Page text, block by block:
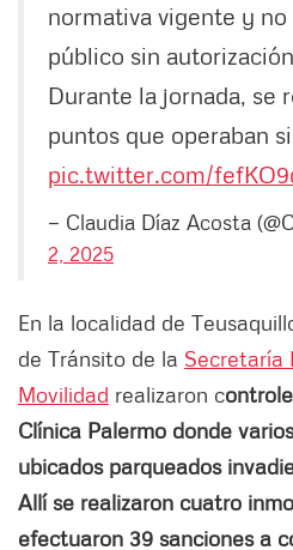
normativa vigente y
público sin
Durante la jornada, se
puntos que operaban
pic.twitter.com/
— Claudia Díaz Acosta
2, 2025
En la localidad de
de Tránsito de la Secretaría
Movilidad realizaron c
Clínica Palermo donde
ubicados parqueados
Allí se realizaron cuatro
efectuaron 39 sanciones a